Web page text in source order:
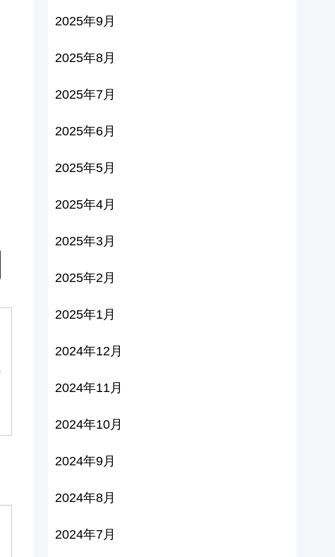
2025年9月
2025年8月
2025年7月
2025年6月
2025年5月
2025年4月
2025年3月
2025年2月
2025年1月
2024年12月
2024年11月
2024年10月
2024年9月
2024年8月
2024年7月